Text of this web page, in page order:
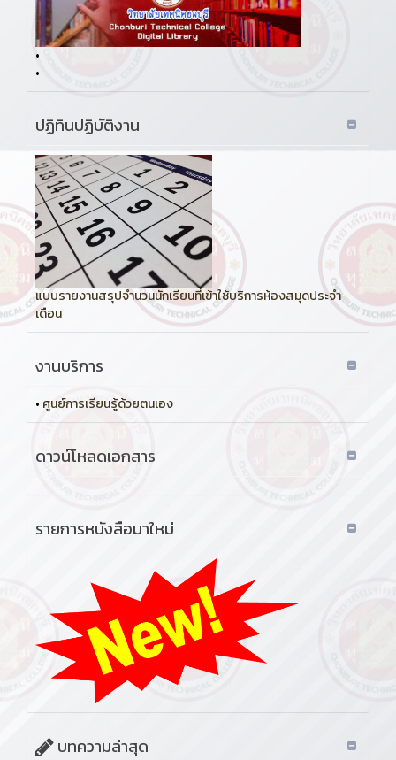
•
•
ปฏิทินปฏิบัติงาน
แบบรายงานสรุปจำนวนนักเรียนที่เข้าใช้บริการห้องสมุดประจำ
เดือน
งานบริการ
• ศูนย์การเรียนรู้ด้วยตนเอง
ดาวน์โหลดเอกสาร
รายการหนังสือมาใหม่
บทความล่าสุด